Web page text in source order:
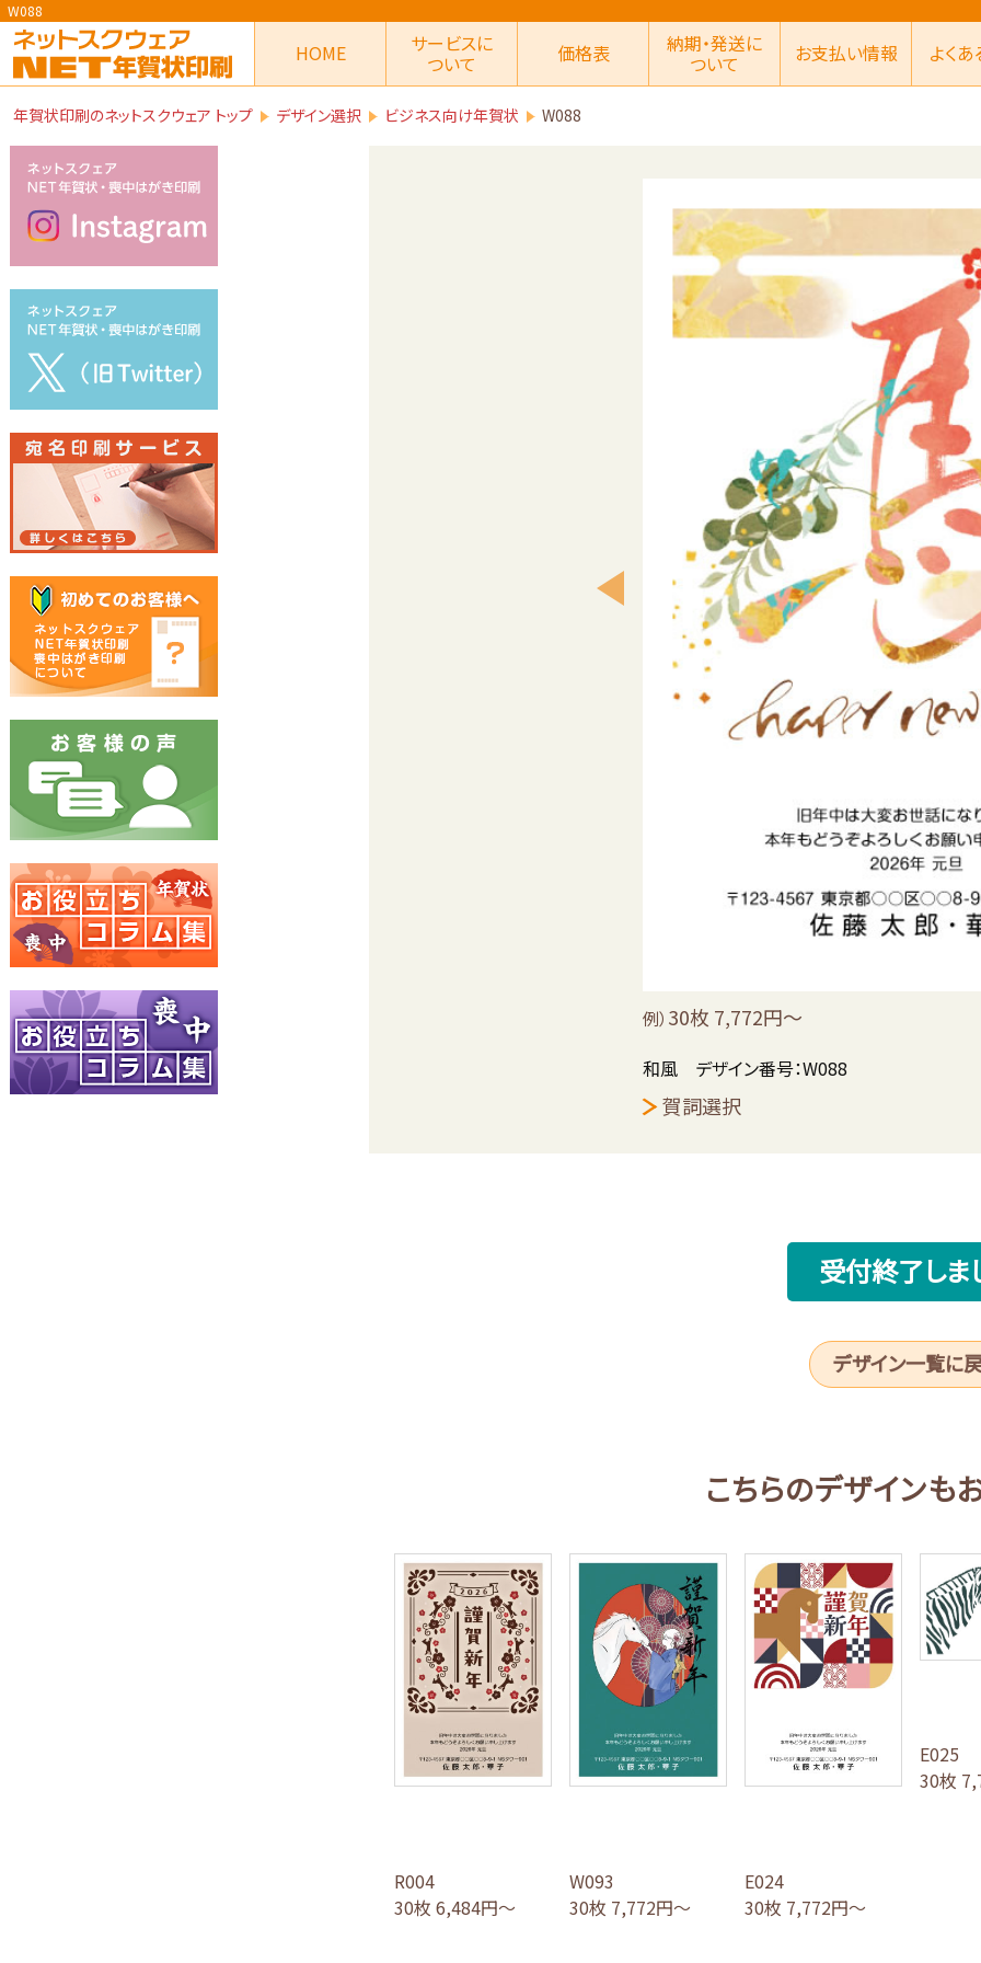
W088
HOME サービスに
ついて 価格表 納期・発送に
ついて お支払い情報 よく
年賀状印刷のネットスクウェア トップ デザイン選択 ビジネス向け年賀状 W088
例） 30枚 7,772円～
和風 デザイン番号：W088
賀詞選択
受付終了しま
デザイン一覧に
こちらのデザインも
R004
30枚 6,484円～
W093
30枚 7,772円～
E024
30枚 7,772円～
E025
30枚